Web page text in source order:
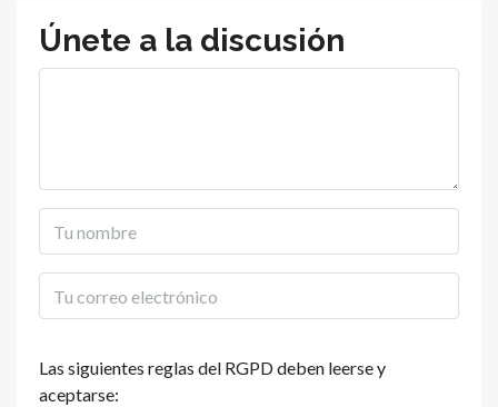
Únete a la discusión
Las siguientes reglas del RGPD deben leerse y
aceptarse: